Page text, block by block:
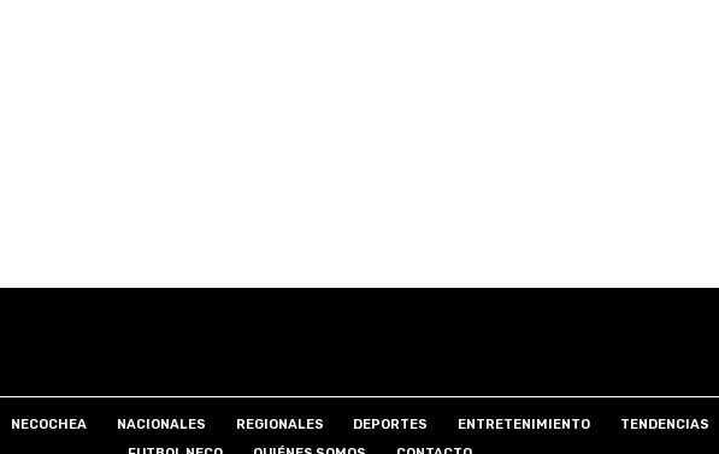
NECOCHEA NACIONALES REGIONALES DEPORTES ENTRETENIMIENTO
TENDENCIAS